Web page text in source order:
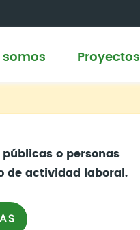
Proyectos
o personas
de actividad laboral.